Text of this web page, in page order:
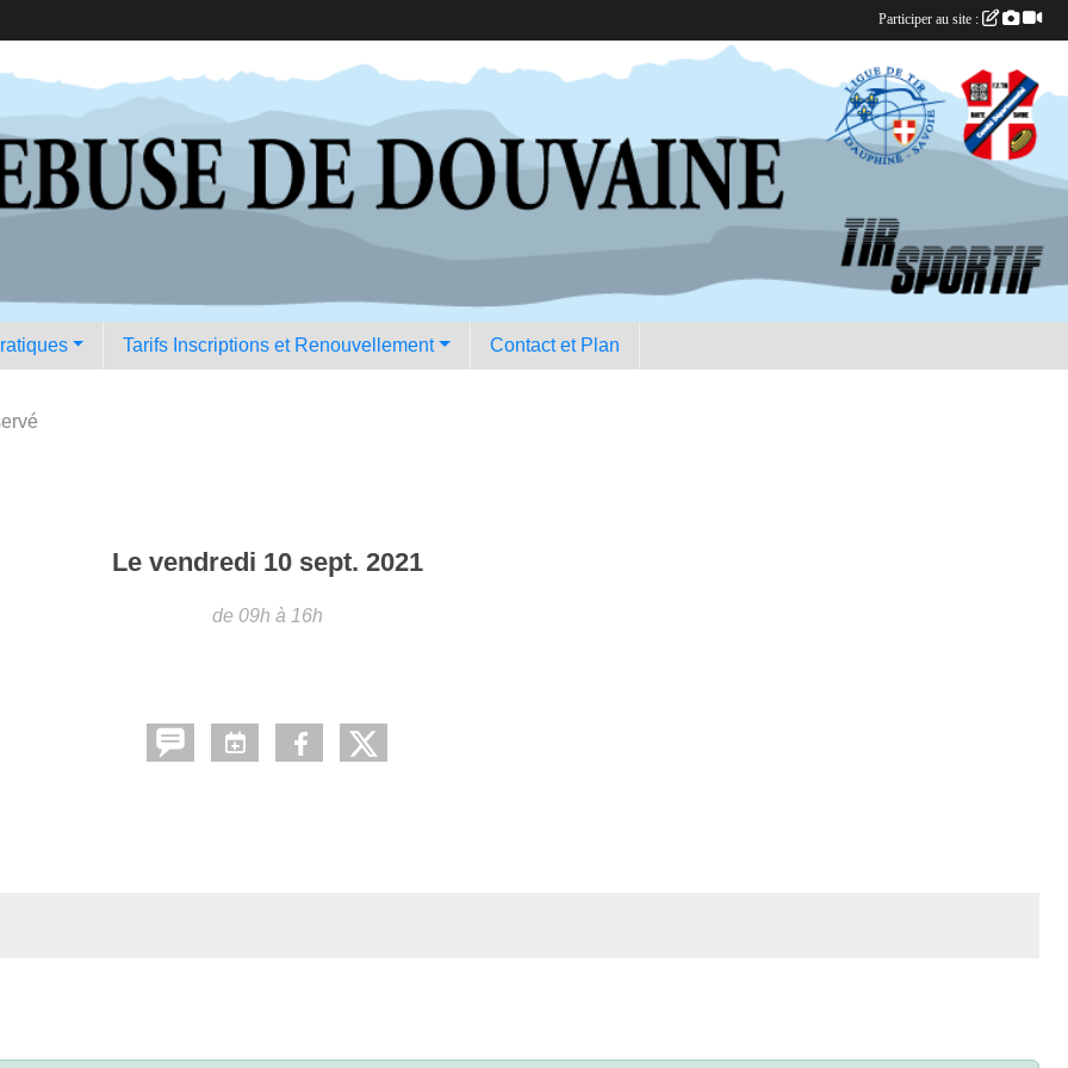
Tarifs Inscriptions et Renouvellement Contact et Plan
Le vendredi 10 sept. 2021
de 09h à 16h
Participer au site :